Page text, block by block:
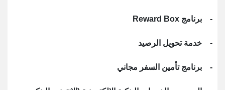
- برنامج Reward Box
- خدمة تحويل الرصيد
- برنامج تأمين السفر مجاني